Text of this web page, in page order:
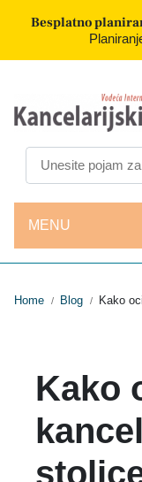
Besplatno
MENU
Home / Blog / Kako
Kako